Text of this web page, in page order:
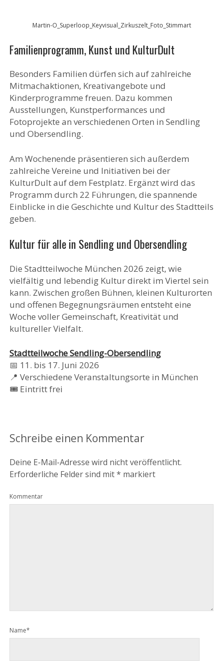
Martin-O_Superloop_Keyvisual_Zirkuszelt_Foto_Stimmart
Familienprogramm, Kunst und KulturDult
Besonders Familien dürfen sich auf zahlreiche
Mitmachaktionen, Kreativangebote und
Kinderprogramme freuen. Dazu kommen
Ausstellungen, Kunstperformances und
Fotoprojekte an verschiedenen Orten in Sendling
und Obersendling.
Am Wochenende präsentieren sich außerdem
zahlreiche Vereine und Initiativen bei der
KulturDult auf dem Festplatz. Ergänzt wird das
Programm durch 22 Führungen, die spannende
Einblicke in die Geschichte und Kultur des Stadtteils
geben.
Kultur für alle in Sendling und Obersendling
Die Stadtteilwoche München 2026 zeigt, wie
vielfältig und lebendig Kultur direkt im Viertel sein
kann. Zwischen großen Bühnen, kleinen Kulturorten
und offenen Begegnungsräumen entsteht eine
Woche voller Gemeinschaft, Kreativität und
kultureller Vielfalt.
Stadtteilwoche Sendling-Obersendling
📅 11. bis 17. Juni 2026
📍 Verschiedene Veranstaltungsorte in München
🎟️ Eintritt frei
Schreibe einen Kommentar
Deine E-Mail-Adresse wird nicht veröffentlicht.
Erforderliche Felder sind mit* markiert
Kommentar
Name*